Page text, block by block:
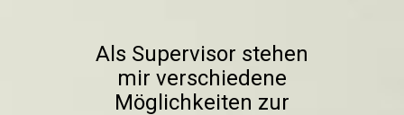
Als Supervisor stehen
mir verschiedene
Möglichkeiten zur